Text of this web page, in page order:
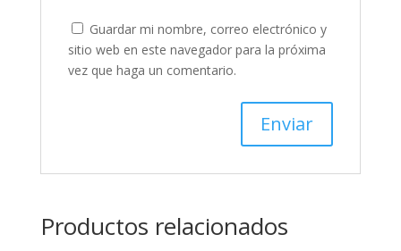
Guardar mi nombre, correo electrónico y
sitio web en este navegador para la próxima
vez que haga un comentario.
Productos relacionados